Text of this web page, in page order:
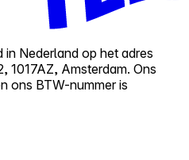
in Nederland op het adres
1017AZ, Amsterdam. Ons
ons BTW-nummer is